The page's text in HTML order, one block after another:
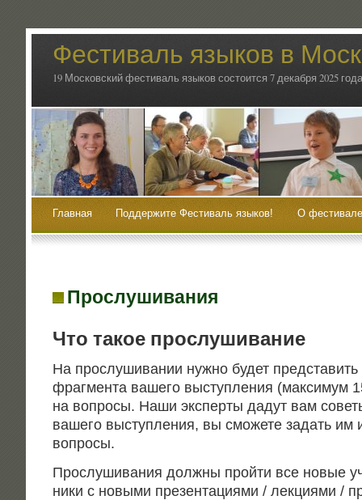
Фестиваль языков в
19 Московский фестиваль языков состоится 7 декабря 2025
Главная Поддержите Фестиваль языков! О
Прослушивания
Что такое прослушивание
На про­слу­ши­ва­нии нуж­но будет
фраг­мен­та ваше­го выступ­ле­ния (мак­си­мум
на вопро­сы. Наши экс­пер­ты дадут вам
ваше­го выступ­ле­ния, вы смо­же­те задать им
вопросы.
Про­слу­ши­ва­ния долж­ны прой­ти все новые
ни­ки с новы­ми пре­зен­та­ци­я­ми / лек­ци­я­ми /